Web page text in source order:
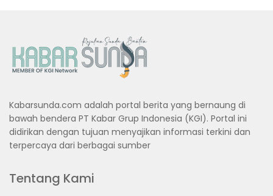
Kabarsunda.com adalah portal berita yang bernaung di
bawah bendera PT Kabar Grup Indonesia (KGI). Portal ini
didirikan dengan tujuan menyajikan informasi terkini dan
terpercaya dari berbagai sumber
Tentang Kami